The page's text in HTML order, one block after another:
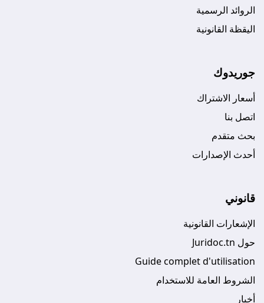
الروائد الرسمية
اليقظة القانونية
جوريدوك
أسعار الاشتراك
اتصل بنا
بحث متقدم
أحدث الإصدارات
قانوني
الإشعارات القانونية
حول Juridoc.tn
Guide complet d'utilisation
الشروط العامة للاستخدام
أخبار